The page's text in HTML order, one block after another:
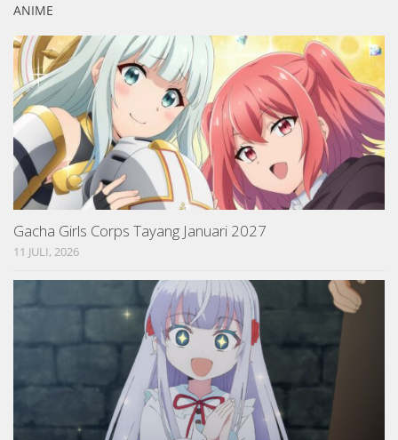
ANIME
Gacha Girls Corps Tayang Januari 2027
11 JULI, 2026